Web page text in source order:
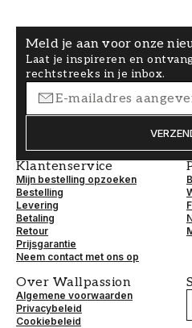
Meld je aan voor onze
Laat je inspireren en
rechtstreeks in je inbox.
Klantenservice
Mijn bestelling opzoeken
Bestelling
Levering
Betaling
Retour
Prijsgarantie
Neem contact met ons op
Over Wallpassion
Algemene voorwaarden
Privacybeleid
Cookiebeleid